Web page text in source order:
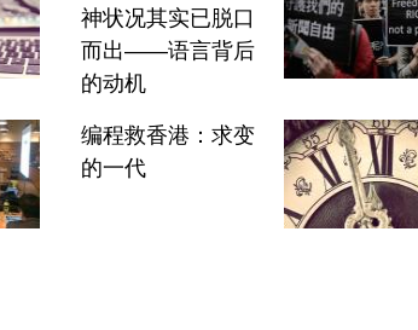
神状况其实已脱口
而出——语言背后
的动机
编程救香港：求变
的一代